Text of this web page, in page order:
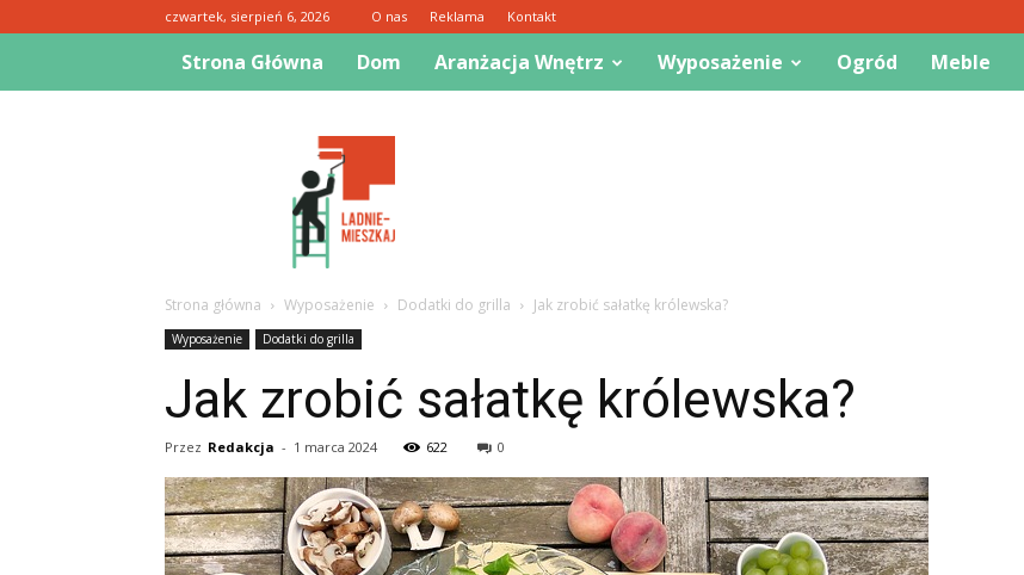
czwartek, sierpień 6, 2026 O nas Reklama Kontakt
Strona Główna Dom Aranżacja Wnętrz Wyposażenie Ogród Meble
Strona główna Wyposażenie Dodatki do grilla Jak zrobić sałatkę królewska?
Wyposażenie Dodatki do grilla
Jak zrobić sałatkę królewska?
Przez Redakcja - 1 marca 2024 622 0